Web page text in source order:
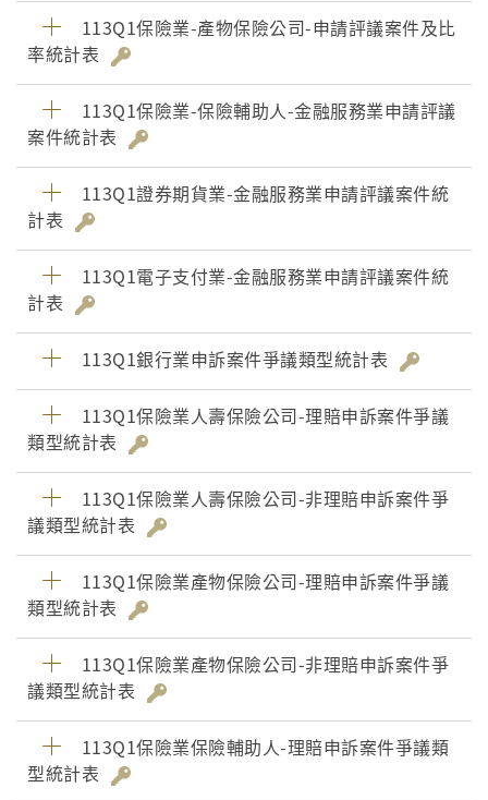
113Q1保險業-產物保險公司-申請評議案件及比
率統計表
113Q1保險業-保險輔助人-金融服務業申請評議
案件統計表
113Q1證券期貨業-金融服務業申請評議案件統
計表
113Q1電子支付業-金融服務業申請評議案件統
計表
113Q1銀行業申訴案件爭議類型統計表
113Q1保險業人壽保險公司-理賠申訴案件爭議
類型統計表
113Q1保險業人壽保險公司-非理賠申訴案件爭
議類型統計表
113Q1保險業產物保險公司-理賠申訴案件爭議
類型統計表
113Q1保險業產物保險公司-非理賠申訴案件爭
議類型統計表
113Q1保險業保險輔助人-理賠申訴案件爭議類
型統計表